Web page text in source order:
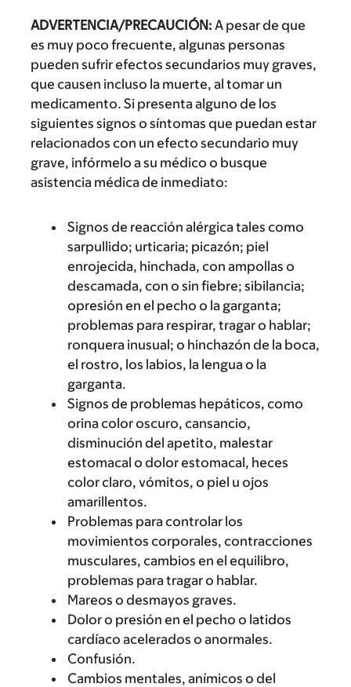
ADVERTENCIA/PRECAUCIÓN: A pesar de que
es muy poco frecuente, algunas personas
pueden sufrir efectos secundarios muy graves,
que causen incluso la muerte, al tomar un
medicamento. Si presenta alguno de los
siguientes signos o síntomas que puedan estar
relacionados con un efecto secundario muy
grave, infórmelo a su médico o busque
asistencia médica de inmediato:
Signos de reacción alérgica tales como
sarpullido; urticaria; picazón; piel
enrojecida, hinchada, con ampollas o
descamada, con o sin fiebre; sibilancia;
opresión en el pecho o la garganta;
problemas para respirar, tragar o hablar;
ronquera inusual; o hinchazón de la boca,
el rostro, los labios, la lengua o la
garganta.
Signos de problemas hepáticos, como
orina color oscuro, cansancio,
disminución del apetito, malestar
estomacal o dolor estomacal, heces
color claro, vómitos, o piel u ojos
amarillentos.
Problemas para controlar los
movimientos corporales, contracciones
musculares, cambios en el equilibro,
problemas para tragar o hablar.
Mareos o desmayos graves.
Dolor o presión en el pecho o latidos
cardíaco acelerados o anormales.
Confusión.
Cambios mentales, anímicos o del